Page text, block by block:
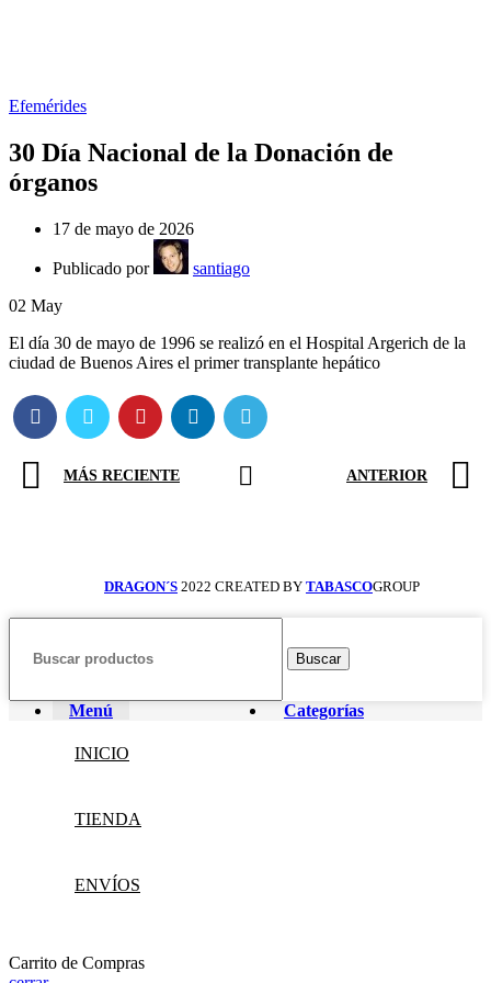
Efemérides
30 Día Nacional de la Donación de
órganos
17 de mayo de 2026
Publicado por
santiago
02 May
El día 30 de mayo de 1996 se realizó en el Hospital Argerich de la
ciudad de Buenos Aires el primer transplante hepático
MÁS RECIENTE ANTERIOR
DRAGON´S 2022 CREATED BY TABASCOGROUP
Buscar
Menú Categorías
INICIO
TIENDA
ENVÍOS
Carrito de Compras